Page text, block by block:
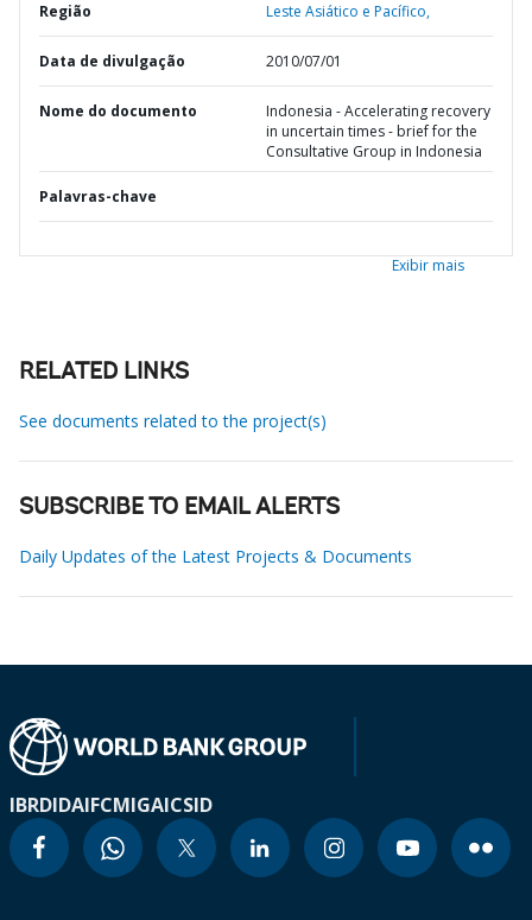
Região Leste Asiático e Pacífico,
Data de divulgação 2010/07/01
Nome do documento
Indonesia - Accelerating recovery
in uncertain times - brief for the
Consultative Group in Indonesia
Palavras-chave
Exibir mais
RELATED LINKS
See documents related to the project(s)
SUBSCRIBE TO EMAIL ALERTS
Daily Updates of the Latest Projects & Documents
IBRDIDAIFCMIGAICSID